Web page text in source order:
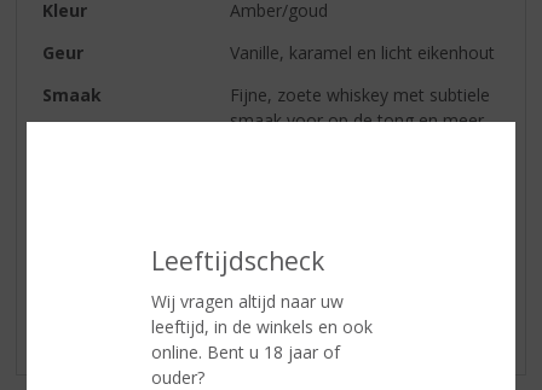
Leeftijdscheck
Wij vragen altijd naar uw
leeftijd, in de winkels en ook
online. Bent u 18 jaar of
ouder?
Kleur
Amber/goud
Geur
Vanille, karamel en licht eikenhout
Smaak
Fijne, zoete whiskey met subtiele
smaak voor op de tong en meer
Reviews
Schrijf een review
Er zijn nog geen reviews geplaatst voor dit product